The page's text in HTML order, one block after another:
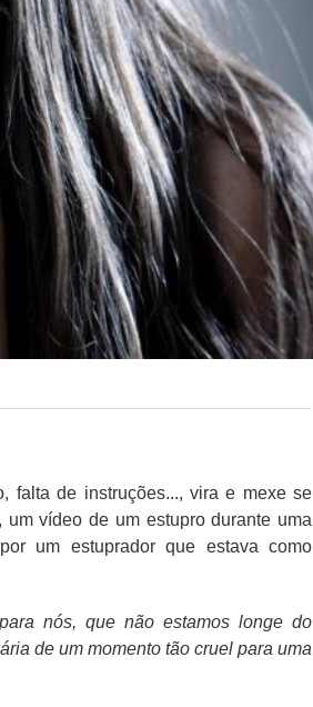
falta de instruções..., vira e mexe se
vídeo de um estupro durante uma
um estuprador que estava como
nós, que não estamos longe do
de um momento tão cruel para uma